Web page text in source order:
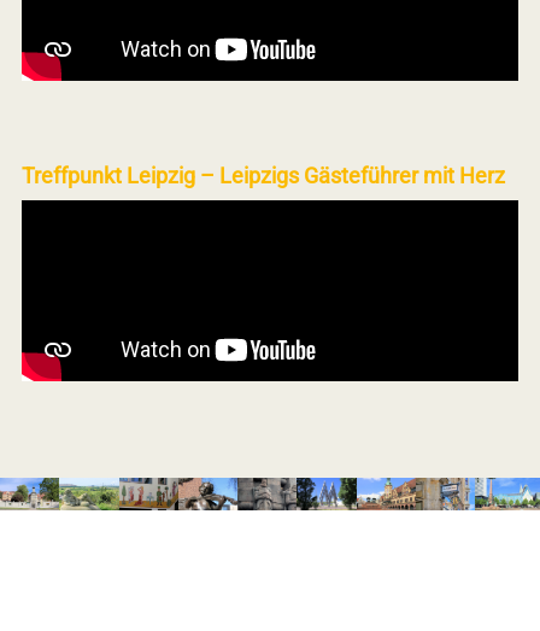
Treffpunkt Leipzig – Leipzigs Gästeführer mit Herz